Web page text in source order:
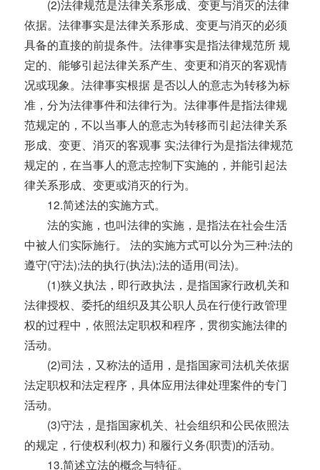
(2)法律规范是法律关系形成、变更与消灭的法律
依据。法律事实是法律关系形成、变更与消灭的必须
具备的直接的前提条件。法律事实是指法律规范所 规
定的、能够引起法律关系产生、变更和消灭的客观情
况或现象。法律事实根据 是否以人的意志为转移为标
准，分为法律事件和法律行为。法律事件是指法律规
范规定的，不以当事人的意志为转移而引起法律关系
形成、变更、消灭的客观事 实;法律行为是指法律规范
规定的，在当事人的意志控制下实施的，并能引起法
律关系形成、变更或消灭的行为。
12.简述法的实施方式。
法的实施，也叫法律的实施，是指法在社会生活
中被人们实际施行。 法的实施方式可以分为三种:法的
遵守(守法);法的执行(执法);法的适用(司法)。
(1)狭义执法，即行政执法，是指国家行政机关和
法律授权、委托的组织及其公职人员在行使行政管理
权的过程中，依照法定职权和程序，贯彻实施法律的
活动。
(2)司法，又称法的适用，是指国家司法机关依据
法定职权和法定程序，具体应用法律处理案件的专门
活动。
(3)守法，是指国家机关、社会组织和公民依照法
的规定，行使权利(权力) 和履行义务(职责)的活动。
13.简述立法的概念与特征。